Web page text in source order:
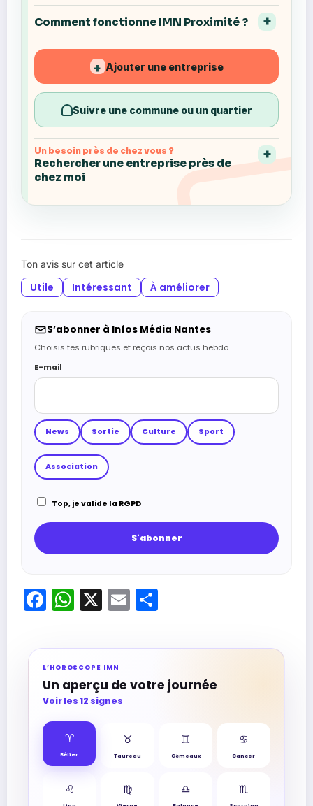
Comment fonctionne IMN Proximité ?
+ Ajouter une entreprise
Suivre une commune ou un quartier
Un besoin près de chez vous ?
Rechercher une entreprise près de
chez moi
Ton avis sur cet article
Utile Intéressant À améliorer
S’abonner à Infos Média Nantes
Choisis tes rubriques et reçois nos actus hebdo.
E-mail
News Sortie Culture Sport
Association
Top, je valide la RGPD
Facebook
WhatsApp
X Email
L’HOROSCOPE IMN
Un aperçu de votre journée
Voir les 12 signes
♈︎
Bélier
♉︎
Taureau
♊︎
Gémeaux
♋︎
Cancer
♌︎ ♍︎ ♎︎ ♏︎